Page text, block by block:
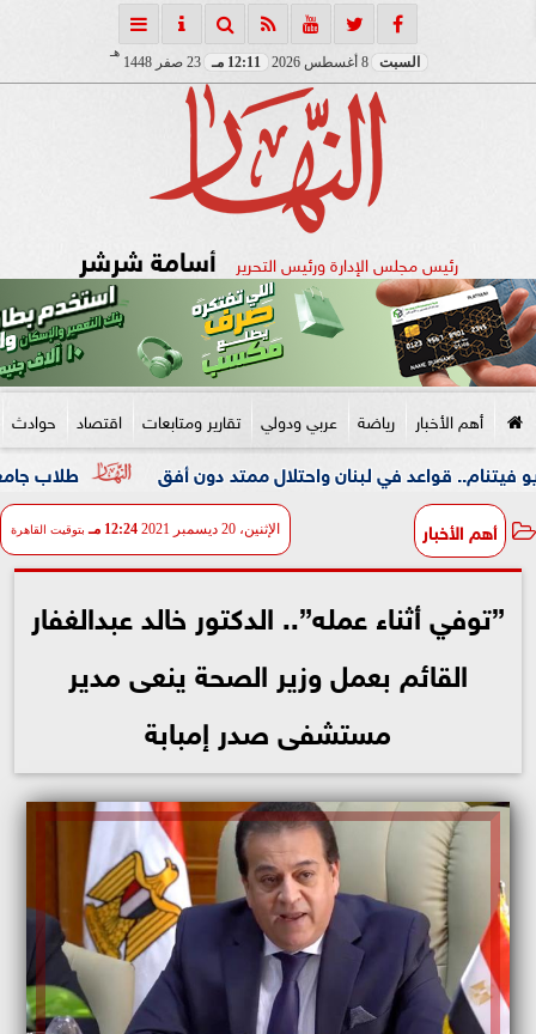
السبت 8 أغسطس 2026 12:11 مـ 23 صفر 1448
هـ
رئيس مجلس الإدارة ورئيس التحرير أسامة شرشر
أهم الأخبار رياضة عربي ودولي تقارير ومتابعات اقتصاد حوادث
طلاب جامعة في لبنان واحتلال ممتد دون أفق
أهم الأخبار الإثنين، 20 ديسمبر 2021 12:24 مـ بتوقيت القاهرة
”توفي أثناء عمله”.. الدكتور خالد عبدالغفار
القائم بعمل وزير الصحة ينعى مدير
مستشفى صدر إمبابة